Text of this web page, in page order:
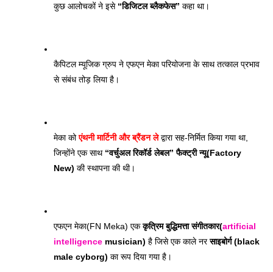
कुछ आलोचकों ने इसे “डिजिटल ब्लैकफेस” कहा था।
कैपिटल म्यूजिक ग्रुप ने एफएन मेका परियोजना के साथ तत्काल प्रभाव
से संबंध तोड़ लिया है।
मेका को एंथनी मार्टिनी और ब्रैंडन ले द्वारा सह-निर्मित किया गया था,
जिन्होंने एक साथ “वर्चुअल रिकॉर्ड लेबल” फैक्ट्री न्यू(Factory
New) की स्थापना की थी।
एफएन मेका(FN Meka) एक कृत्रिम बुद्धिमत्ता संगीतकार(artificial
intelligence musician) है जिसे एक काले नर साइबोर्ग (black
male cyborg) का रूप दिया गया है।